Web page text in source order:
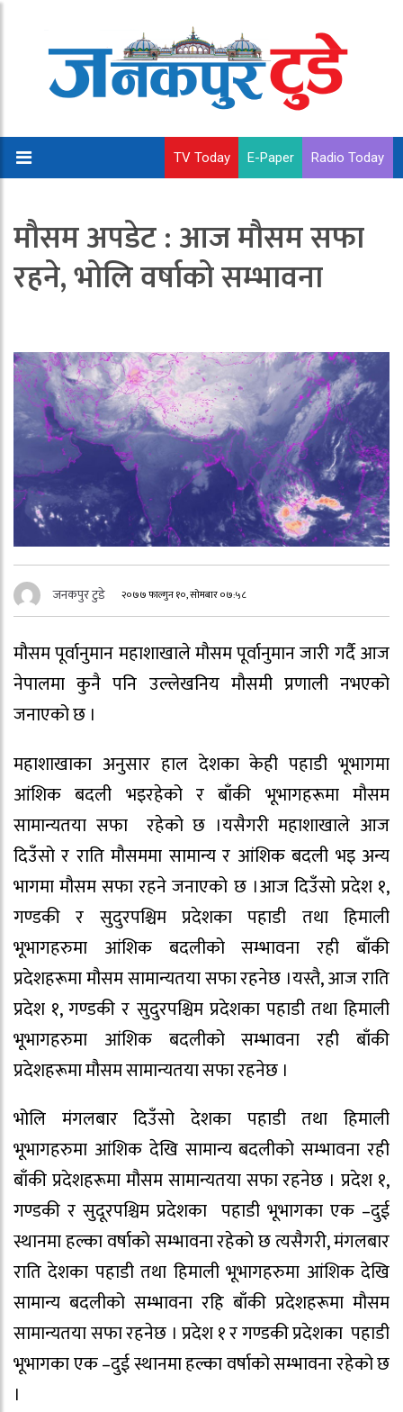
TV Today E-Paper Radio Today
मौसम अपडेट : आज मौसम सफा
रहने, भोलि वर्षाको सम्भावना
जनकपुर टुडे २०७७ फाल्गुन १०, सोमबार ०७:५८
मौसम पूर्वानुमान महाशाखाले मौसम पूर्वानुमान जारी गर्दै आज
नेपालमा कुनै पनि उल्लेखनिय मौसमी प्रणाली नभएको
जनाएको छ ।
महाशाखाका अनुसार हाल देशका केही पहाडी भूभागमा
आंशिक बदली भइरहेको र बाँकी भूभागहरूमा मौसम
सामान्यतया सफा रहेको छ ।यसैगरी महाशाखाले आज
दिउँसो र राति मौसममा सामान्य र आंशिक बदली भइ अन्य
भागमा मौसम सफा रहने जनाएको छ ।आज दिउँसो प्रदेश १,
गण्डकी र सुदुरपश्चिम प्रदेशका पहाडी तथा हिमाली
भूभागहरुमा आंशिक बदलीको सम्भावना रही बाँकी
प्रदेशहरूमा मौसम सामान्यतया सफा रहनेछ ।यस्तै, आज राति
प्रदेश १, गण्डकी र सुदुरपश्चिम प्रदेशका पहाडी तथा हिमाली
भूभागहरुमा आंशिक बदलीको सम्भावना रही बाँकी
प्रदेशहरूमा मौसम सामान्यतया सफा रहनेछ ।
भोलि मंगलबार दिउँसो देशका पहाडी तथा हिमाली
भूभागहरुमा आंशिक देखि सामान्य बदलीको सम्भावना रही
बाँकी प्रदेशहरूमा मौसम सामान्यतया सफा रहनेछ । प्रदेश १,
गण्डकी र सुदूरपश्चिम प्रदेशका पहाडी भूभागका एक –दुई
स्थानमा हल्का वर्षाको सम्भावना रहेको छ त्यसैगरी, मंगलबार
राति देशका पहाडी तथा हिमाली भूभागहरुमा आंशिक देखि
सामान्य बदलीको सम्भावना रहि बाँकी प्रदेशहरूमा मौसम
सामान्यतया सफा रहनेछ । प्रदेश १ र गण्डकी प्रदेशका पहाडी
भूभागका एक –दुई स्थानमा हल्का वर्षाको सम्भावना रहेको छ
।